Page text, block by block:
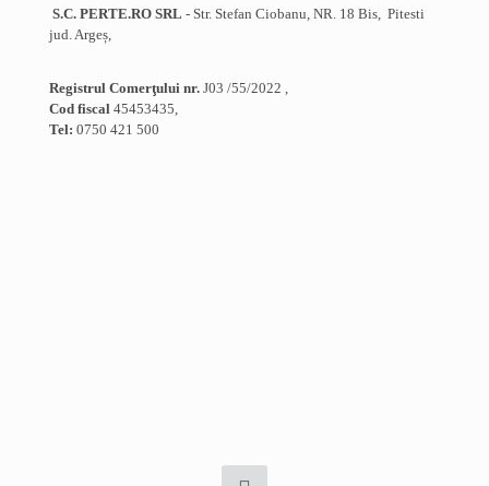
S.C. PERTE.RO SRL - Str. Stefan Ciobanu, NR. 18 Bis, Pitesti
jud. Argeș,
Registrul Comerţului nr. J03 /55/2022 ,
Cod fiscal 45453435,
Tel: 0750 421 500